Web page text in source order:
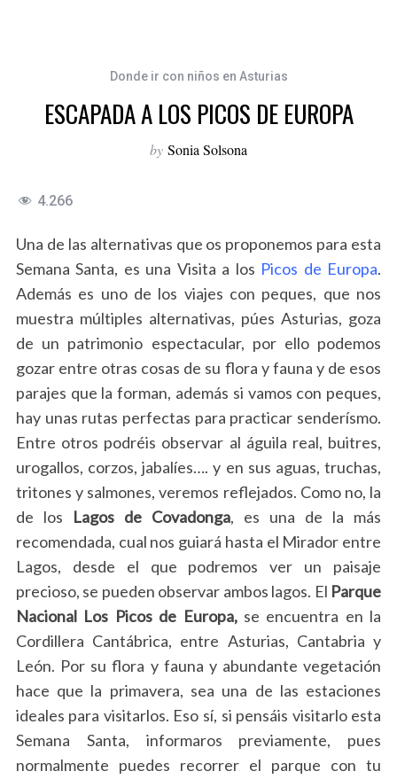
Donde ir con niños en Asturias
ESCAPADA A LOS PICOS DE EUROPA
by Sonia Solsona
4.266
Una de las alternativas que os proponemos para esta
Semana Santa, es una Visita a los Picos de Europa.
Además es uno de los viajes con peques, que nos
muestra múltiples alternativas, púes Asturias, goza
de un patrimonio espectacular, por ello podemos
gozar entre otras cosas de su flora y fauna y de esos
parajes que la forman, además si vamos con peques,
hay unas rutas perfectas para practicar senderísmo.
Entre otros podréis observar al águila real, buitres,
urogallos, corzos, jabalíes…. y en sus aguas, truchas,
tritones y salmones, veremos reflejados. Como no, la
de los Lagos de Covadonga, es una de la más
recomendada, cual nos guiará hasta el Mirador entre
Lagos, desde el que podremos ver un paisaje
precioso, se pueden observar ambos lagos. El Parque
Nacional Los Picos de Europa, se encuentra en la
Cordillera Cantábrica, entre Asturias, Cantabria y
León. Por su flora y fauna y abundante vegetación
hace que la primavera, sea una de las estaciones
ideales para visitarlos. Eso sí, si pensáis visitarlo esta
Semana Santa, informaros previamente, pues
normalmente puedes recorrer el parque con tu